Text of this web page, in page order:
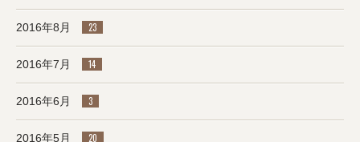
2016年8月 23
2016年7月 14
2016年6月 3
2016年5月 20